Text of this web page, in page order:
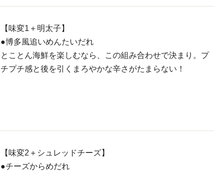
【味変1＋明太子】
●博多風追いめんたいだれ
とことん海鮮を楽しむなら、この組み合わせで決まり。プ
チプチ感と後を引くまろやかな辛さがたまらない！
【味変2＋シュレッドチーズ】
●チーズからめだれ